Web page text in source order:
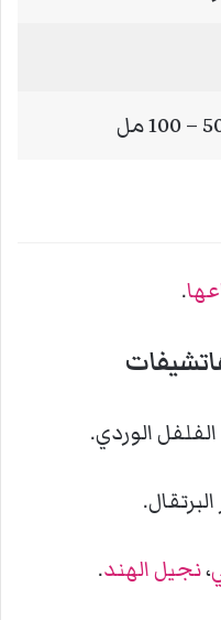
.
الفلفل الوردي.
،نجيل الهند.